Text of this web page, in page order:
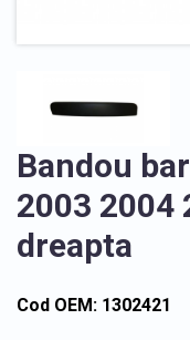
Bandou
2003 2004
dreapta
Cod OEM: 1302421